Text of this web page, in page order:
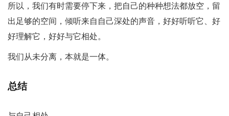
所以，我们有时需要停下来，把自己的种种想法都放空，留
出足够的空间，倾听来自自己深处的声音，好好听听它、好
好理解它，好好与它相处。
我们从未分离，本就是一体。
总结